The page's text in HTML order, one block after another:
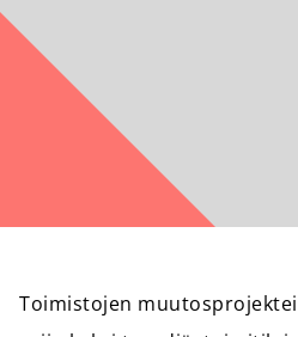
Toimistojen